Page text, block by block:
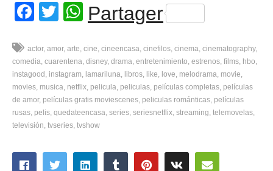
Facebook
Twitter
WhatsApp
Partager
actor amor arte cine cineencasa cinefilos cinema cinematography
comedia cuarentena disney drama entretenimiento estrenos films hbo
instagood
instagram lamariluna libros like love melodrama movie
movies musica netflix pelicula peliculas películas completas películas
de amor películas gratis moviescenes peliculas románticas películas
rusas pelis quedateencasa series seriesnetflix streaming telemovelas
televisión tvseries tvshow